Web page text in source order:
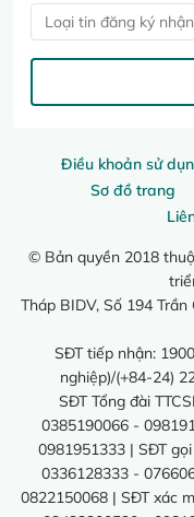
Điều khoản sử
Sơ đồ trang
© Bản quyền 2018
Tháp BIDV, Số 194
SĐT tiếp nhận:
nghiệp)/(+84-24)
SĐT Tổng đài
0385190066 -
0981951333 | SĐT
0336128333 -
0822150068 | SĐT xác
Loại tin đăng ký nhận